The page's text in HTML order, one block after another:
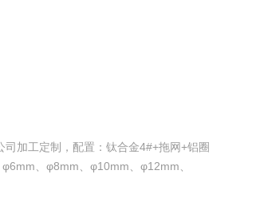
加工定制，配置：钛合金4#+拖网+铝圈
、φ8mm、φ10mm、φ12mm、